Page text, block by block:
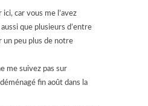
car vous me l’avez
que plusieurs d’entre
un peu plus de notre
me suivez pas sur
fin août dans la